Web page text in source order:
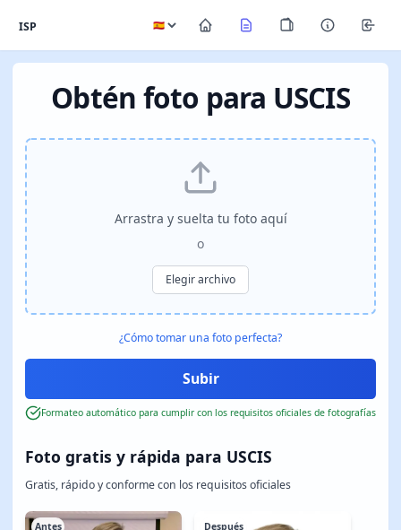
ISP
Obtén foto para USCIS
Foto gratis y rápida para USCIS
Gratis, rápido y conforme con los requisitos oficiales
Antes Después
Arrastra y suelta tu foto aquí
o
Elegir archivo
¿Cómo tomar una foto perfecta?
Formateo automático para cumplir con los requisitos oficiales de fotografías